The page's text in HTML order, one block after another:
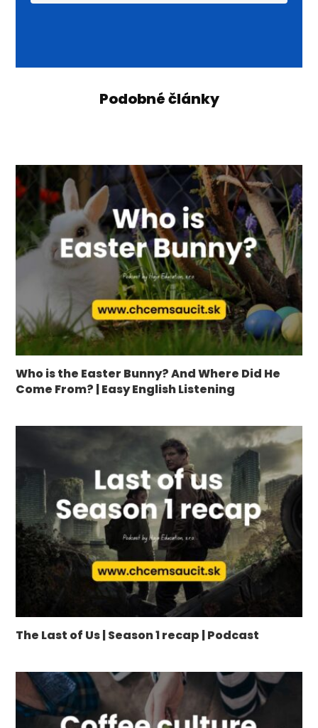
Podobné články
Who is the Easter Bunny? And Where Did He
Come From? | Easy English Listening
The Last of Us | Season 1 recap | Podcast